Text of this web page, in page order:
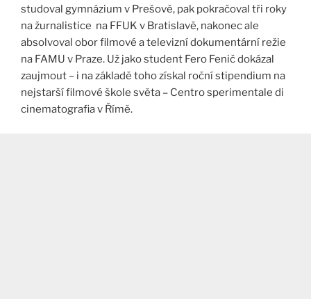
studoval gymnázium v Prešově, pak pokračoval tři roky
na žurnalistice na FFUK v Bratislavě, nakonec ale
absolvoval obor filmové a televizní dokumentární režie
na FAMU v Praze. Už jako student Fero Fenič dokázal
zaujmout – i na základě toho získal roční stipendium na
nejstarší filmové škole světa – Centro sperimentale di
cinematografia v Římě.